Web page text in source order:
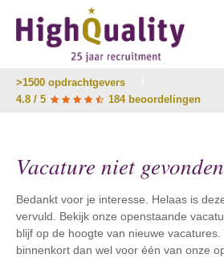
>1500 opdrachtgevers
4.8 / 5
184 beoordelingen
Vacature niet gevonden
Bedankt voor je interesse. Helaas is
vervuld. Bekijk onze openstaande
blijf op de hoogte van nieuwe vacatures.
binnenkort dan wel voor één van onze